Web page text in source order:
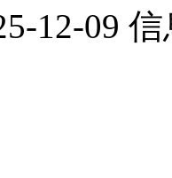
12-09